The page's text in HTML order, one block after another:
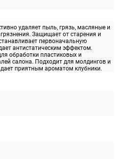
удаляет пыль, грязь, масляные и
Защищает от старения и
первоначальную
антистатическим эффектом.
обработки пластиковых и
салона. Подходит для молдингов и
приятным ароматом клубники.